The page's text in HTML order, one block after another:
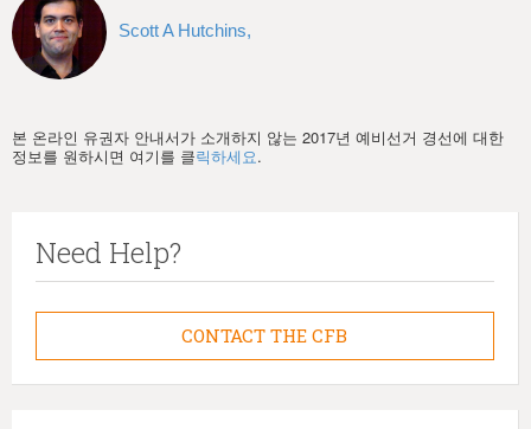
Scott A Hutchins,
본 온라인 유권자 안내서가 소개하지 않는 2017년 예비선거 경선에 대한
정보를 원하시면 여기를 클릭하세요.
Need Help?
CONTACT THE CFB